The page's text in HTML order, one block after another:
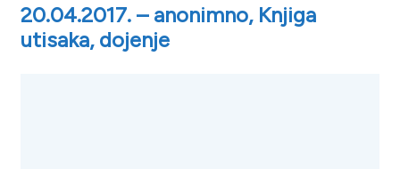
20.04.2017. – anonimno, Knjiga
utisaka, dojenje